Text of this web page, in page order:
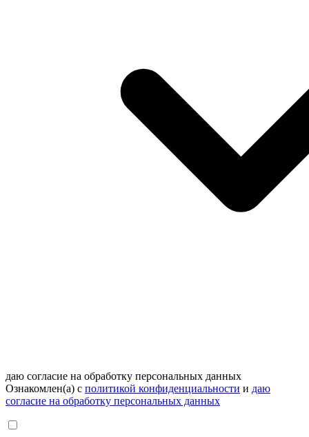
даю согласие на обработку персональных данных
Ознакомлен(а) с политикой конфиденциальности и даю
согласие на обработку персональных данных